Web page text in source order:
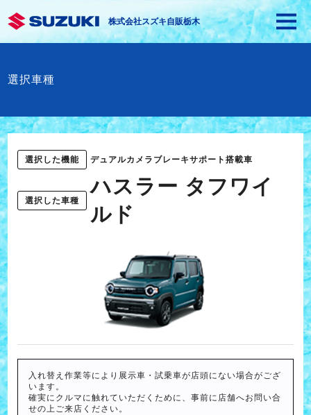
株式会社スズキ自販栃木
選択車種
選択した機能 デュアルカメラブレーキサポート搭載車
選択した車種
ハスラー タフワイ
ルド
入れ替え作業等により展示車・試乗車が店頭にない場合がござ
います。
確実にクルマに触れていただくために、事前に店舗へお問い合
せの上ご来店ください。